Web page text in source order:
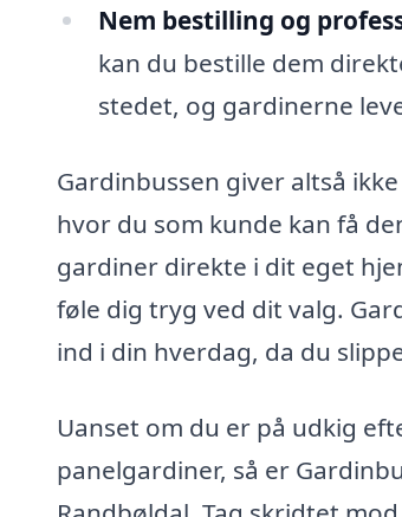
Nem bestilling og
kan du bestille dem
stedet, og gardinerne
Gardinbussen giver altså
hvor du som kunde kan få
gardiner direkte i dit eget
føle dig tryg ved dit valg.
ind i din hverdag, da du
Uanset om du er på udkig
panelgardiner, så er